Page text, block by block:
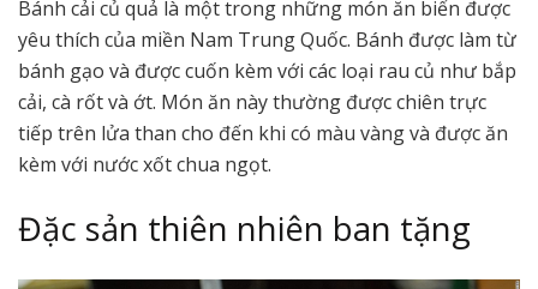
Bánh cải củ quả là một trong những món ăn biển được
yêu thích của miền Nam Trung Quốc. Bánh được làm từ
bánh gạo và được cuốn kèm với các loại rau củ như bắp
cải, cà rốt và ớt. Món ăn này thường được chiên trực
tiếp trên lửa than cho đến khi có màu vàng và được ăn
kèm với nước xốt chua ngọt.
Đặc sản thiên nhiên ban tặng